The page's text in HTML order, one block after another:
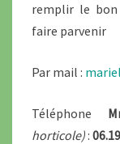
remplir le bon
faire parvenir
Par mail :
Téléphone
horticole):